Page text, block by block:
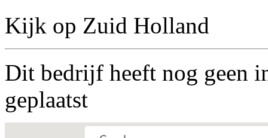
Kijk op Zuid Holland
Dit bedrijf heeft nog geen
geplaatst